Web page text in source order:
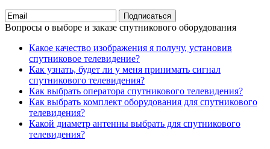
Подписаться
Вопросы о выборе и заказе спутникового оборудования
Какое качество изображения я получу, установив
спутниковое телевидение?
Как узнать, будет ли у меня принимать сигнал
спутникового телевидения?
Как выбрать оператора спутникового телевидения?
Как выбрать комплект оборудования для спутникового
телевидения?
Какой диаметр антенны выбрать для спутникового
телевидения?